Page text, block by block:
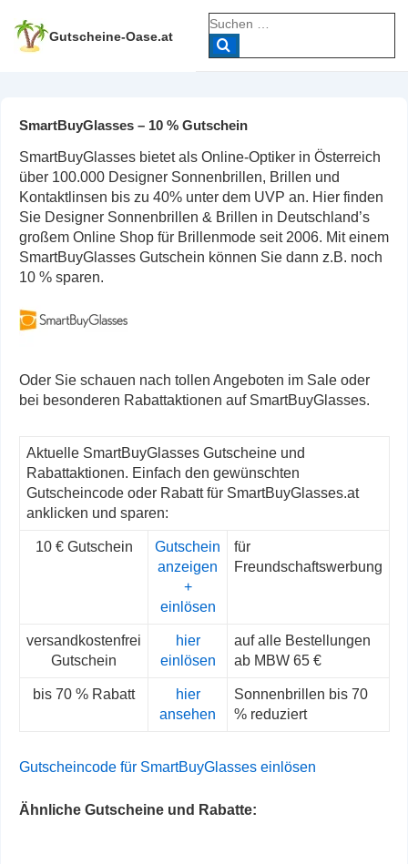
Zum
Inhalt
Gutscheine-Oase.at
Suche
nach:
SmartBuyGlasses – 10 % Gutschein
SmartBuyGlasses bietet als Online-Optiker in Österreich
über 100.000 Designer Sonnenbrillen, Brillen und
Kontaktlinsen bis zu 40% unter dem UVP an. Hier finden
Sie Designer Sonnenbrillen & Brillen in Deutschland’s
großem Online Shop für Brillenmode seit 2006. Mit einem
SmartBuyGlasses Gutschein können Sie dann z.B. noch
10 % sparen.
Oder Sie schauen nach tollen Angeboten im Sale oder
bei besonderen Rabattaktionen auf SmartBuyGlasses.
Aktuelle SmartBuyGlasses Gutscheine und
Rabattaktionen. Einfach den gewünschten
Gutscheincode oder Rabatt für SmartBuyGlasses.at
anklicken und sparen:
10 € Gutschein
Gutschein
anzeigen
+
einlösen
für
Freundschaftswerbung
versandkostenfrei
Gutschein
hier
einlösen
auf alle Bestellungen
ab MBW 65 €
bis 70 % Rabatt
hier
ansehen
Sonnenbrillen bis 70
% reduziert
Gutscheincode für SmartBuyGlasses einlösen
Ähnliche Gutscheine und Rabatte: